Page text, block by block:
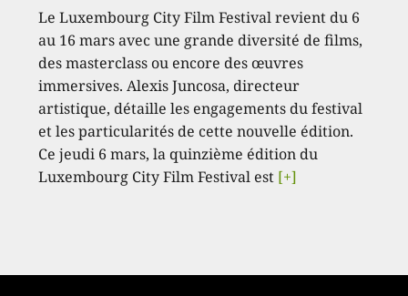
Le Luxembourg City Film Festival revient du 6
au 16 mars avec une grande diversité de films,
des masterclass ou encore des œuvres
immersives. Alexis Juncosa, directeur
artistique, détaille les engagements du festival
et les particularités de cette nouvelle édition.
Ce jeudi 6 mars, la quinzième édition du
Luxembourg City Film Festival est [+]